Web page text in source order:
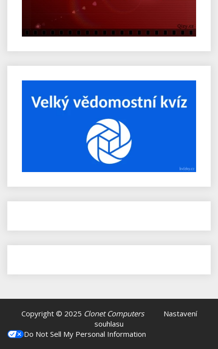
Copyright © 2025 Clonet Computers
Nastavení
souhlasu
Do Not Sell My Personal Information